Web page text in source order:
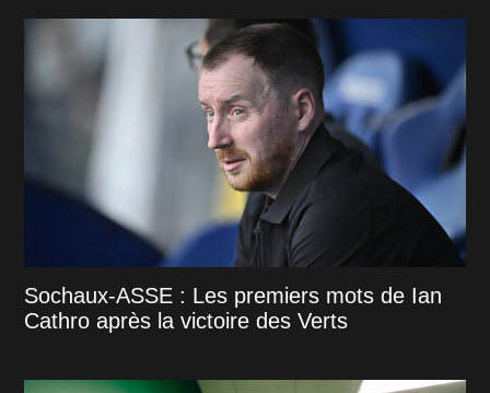
Sochaux-ASSE : Les premiers mots de Ian
Cathro après la victoire des Verts